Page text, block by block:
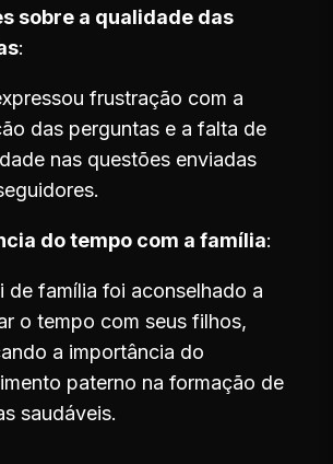
sobre a qualidade das
frustração com a
das perguntas e a falta de
nas questões enviadas
do tempo com a família
de família foi aconselhado a
o tempo com seus filhos,
a importância do
paterno na formação de
saudáveis.